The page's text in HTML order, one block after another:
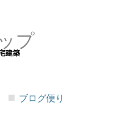
プ
建築
ブログ便り